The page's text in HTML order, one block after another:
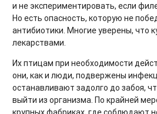
и не экспериментировать, если
Но есть опасность, которую не
антибиотики. Многие уверены, что
лекарствами.
Их птицам при необходимости
они, как и люди, подвержены
останавливают задолго до забоя,
выйти из организма. По крайней